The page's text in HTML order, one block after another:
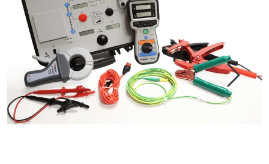
Prosess
Frekvensomformere
Miljø og sikkerhet
Kalibratorer